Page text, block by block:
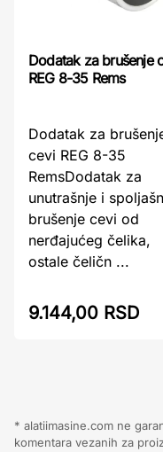
Dodatak za brušenje
REG 8-35 Rems
Dodatak za
cevi REG 8-35
RemsDodatak za
unutrašnje i
brušenje cevi od
nerđajućeg čelika,
ostale čeličn ...
9.144,00 RSD
* alatiimasine.com ne
komentara vezanih za